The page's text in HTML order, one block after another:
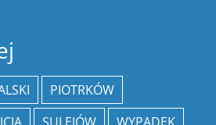
PIOTRKÓW